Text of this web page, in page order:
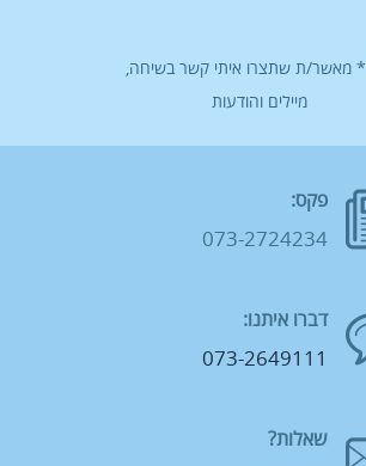
* מאשר/ת שתצרו איתי קשר בשיחה,
מיילים והודעות
פקס:
073-2724234
דברו איתנו:
073-2649111
שאלות?